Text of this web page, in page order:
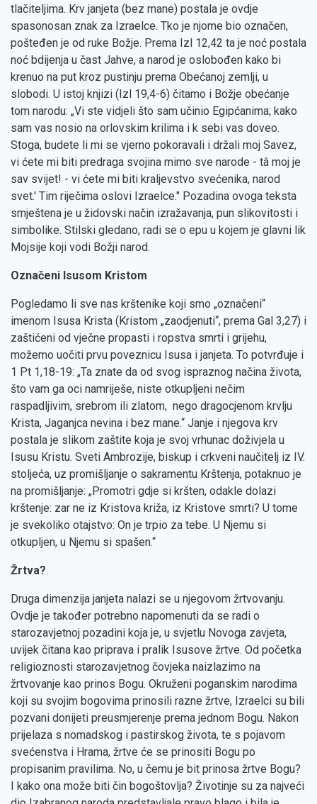
tlačiteljima. Krv janjeta (bez mane) postala je ovdje
spasonosan znak za Izraelce. Tko je njome bio označen,
pošteđen je od ruke Božje. Prema Izl 12,42 ta je noć postala
noć bdijenja u čast Jahve, a narod je oslobođen kako bi
krenuo na put kroz pustinju prema Obećanoj zemlji, u
slobodi. U istoj knjizi (Izl 19,4-6) čitamo i Božje obećanje
tom narodu: „Vi ste vidjeli što sam učinio Egipćanima; kako
sam vas nosio na orlovskim krilima i k sebi vas doveo.
Stoga, budete li mi se vjerno pokoravali i držali moj Savez,
vi ćete mi biti predraga svojina mimo sve narode - tâ moj je
sav svijet! - vi ćete mi biti kraljevstvo svećenika, narod
svet.' Tim riječima oslovi Izraelce." Pozadina ovoga teksta
smještena je u židovski način izražavanja, pun slikovitosti i
simbolike. Stilski gledano, radi se o epu u kojem je glavni lik
Mojsije koji vodi Božji narod.
Označeni Isusom Kristom
Pogledamo li sve nas krštenike koji smo „označeni“
imenom Isusa Krista (Kristom „zaodjenuti“, prema Gal 3,27) i
zaštićeni od vječne propasti i ropstva smrti i grijehu,
možemo uočiti prvu poveznicu Isusa i janjeta. To potvrđuje i
1 Pt 1,18-19: „Ta znate da od svog ispraznog načina života,
što vam ga oci namriješe, niste otkupljeni nečim
raspadljivim, srebrom ili zlatom, nego dragocjenom krvlju
Krista, Jaganjca nevina i bez mane.“ Janje i njegova krv
postala je slikom zaštite koja je svoj vrhunac doživjela u
Isusu Kristu. Sveti Ambrozije, biskup i crkveni naučitelj iz IV.
stoljeća, uz promišljanje o sakramentu Krštenja, potaknuo je
na promišljanje: „Promotri gdje si kršten, odakle dolazi
krštenje: zar ne iz Kristova križa, iz Kristove smrti? U tome
je svekoliko otajstvo: On je trpio za tebe. U Njemu si
otkupljen, u Njemu si spašen.“
Žrtva?
Druga dimenzija janjeta nalazi se u njegovom žrtvovanju.
Ovdje je također potrebno napomenuti da se radi o
starozavjetnoj pozadini koja je, u svjetlu Novoga zavjeta,
uvijek čitana kao priprava i pralik Isusove žrtve. Od početka
religioznosti starozavjetnog čovjeka naizlazimo na
žrtvovanje kao prinos Bogu. Okruženi poganskim narodima
koji su svojim bogovima prinosili razne žrtve, Izraelci su bili
pozvani donijeti preusmjerenje prema jednom Bogu. Nakon
prijelaza s nomadskog i pastirskog života, te s pojavom
svećenstva i Hrama, žrtve će se prinositi Bogu po
propisanim pravilima. No, u čemu je bit prinosa žrtve Bogu?
I kako ona može biti čin bogoštovlja? Životinje su za najveći